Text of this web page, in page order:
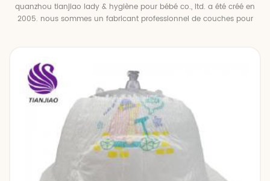
quanzhou tianjiao lady & hygiène pour bébé co., ltd. a été créé en
2005. nous sommes un fabricant professionnel de couches pour